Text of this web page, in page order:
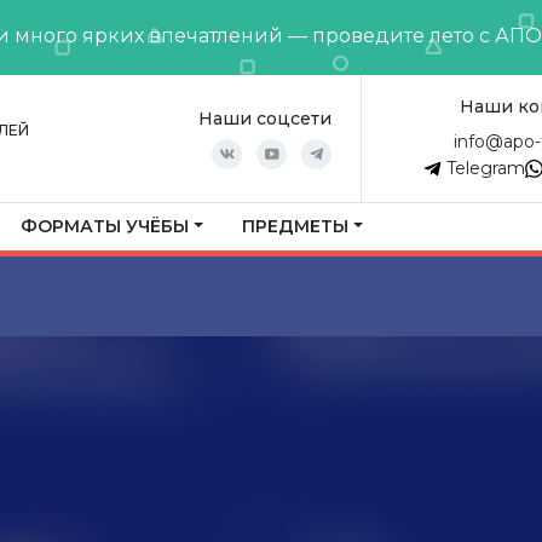
много ярких впечатлений — проведите лето с
Наши соцсети
Наши
Telegram
ФОРМАТЫ УЧЁБЫ ПРЕДМЕТЫ